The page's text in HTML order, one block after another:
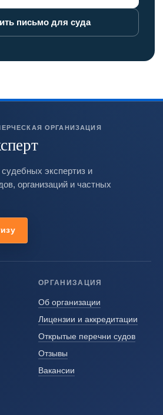
письмо для суда
ОРГАНИЗАЦИЯ
экспертиз и
организаций и частных
ОРГАНИЗАЦИЯ
Об организации
Лицензии и аккредитации
Открытые перечни судов
Отзывы
Вакансии